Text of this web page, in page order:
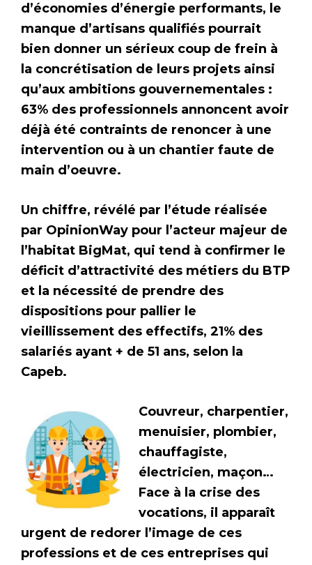
d’économies d’énergie performants, le
manque d’artisans qualifiés pourrait
bien donner un sérieux coup de frein à
la concrétisation de leurs projets ainsi
qu’aux ambitions gouvernementales :
63% des professionnels annoncent avoir
déjà été contraints de renoncer à une
intervention ou à un chantier faute de
main d’oeuvre.
Un chiffre, révélé par l’étude réalisée
par OpinionWay pour l’acteur majeur de
l’habitat BigMat, qui tend à confirmer le
déficit d’attractivité des métiers du BTP
et la nécessité de prendre des
dispositions pour pallier le
vieillissement des effectifs, 21% des
salariés ayant + de 51 ans, selon la
Capeb.
Couvreur, charpentier,
menuisier, plombier,
chauffagiste,
électricien, maçon…
Face à la crise des
vocations, il apparaît
urgent de redorer l’image de ces
professions et de ces entreprises qui